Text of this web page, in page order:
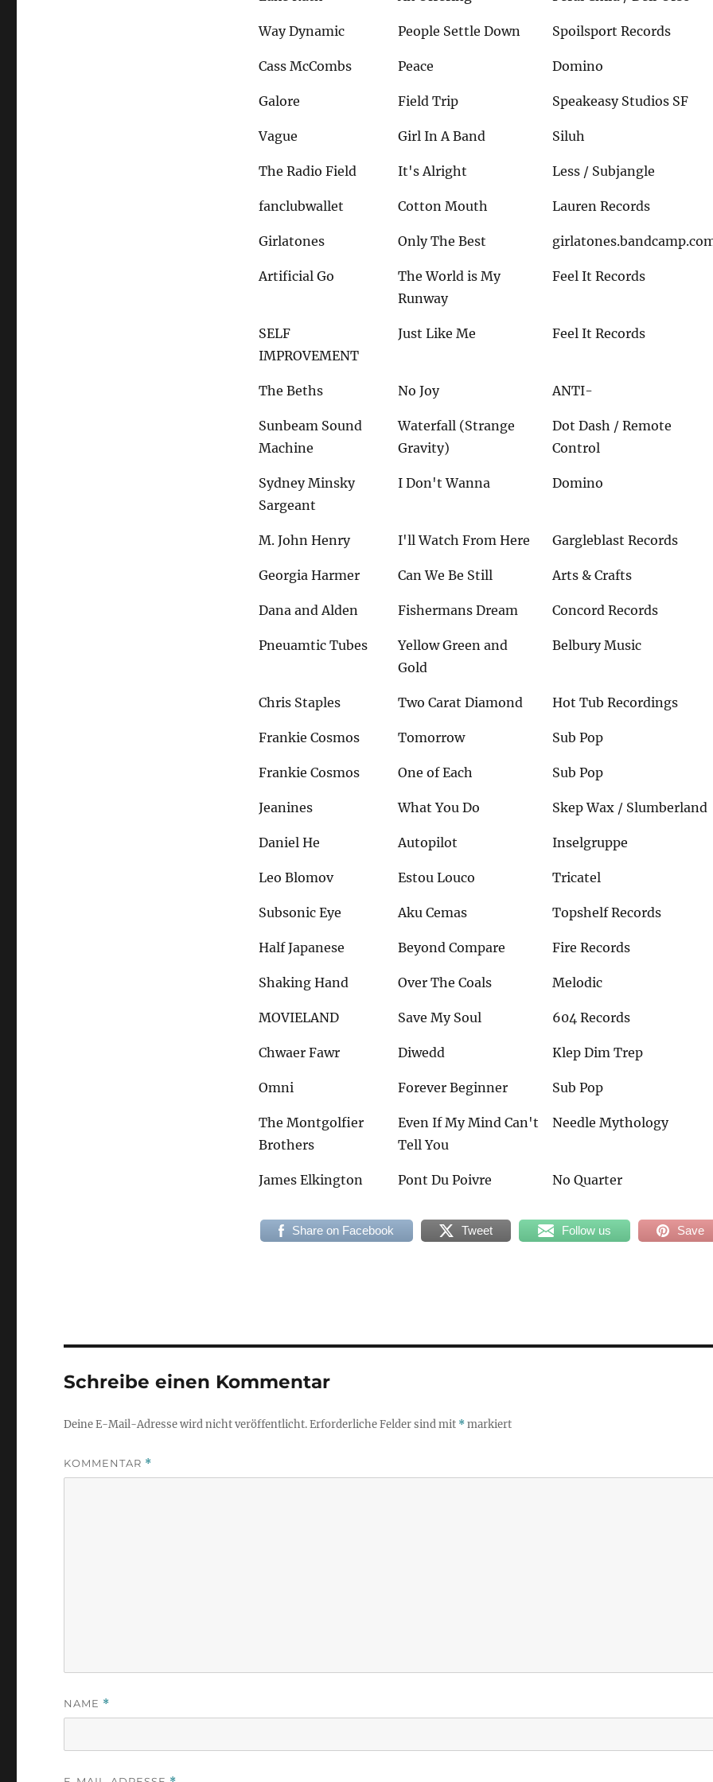
Way Dynamic People Settle Down Spoilsport Records
Cass McCombs Peace Domino
Galore Field Trip Speakeasy Studios SF
Vague Girl In A Band Siluh
The Radio Field It's Alright Less / Subjangle
fanclubwallet Cotton Mouth Lauren Records
Girlatones Only The Best
Artificial Go
The World is My
Runway
Feel It Records
SELF
IMPROVEMENT
Just Like Me Feel It Records
The Beths No Joy ANTI-
Sunbeam Sound
Machine
Waterfall (Strange
Gravity)
Dot Dash / Remote
Control
Sydney Minsky
Sargeant
I Don't Wanna Domino
M. John Henry I'll Watch From Here Gargleblast Records
Georgia Harmer Can We Be Still Arts & Crafts
Dana and Alden Fishermans Dream Concord Records
Pneuamtic Tubes
Yellow Green and
Gold
Belbury Music
Chris Staples Two Carat Diamond Hot Tub Recordings
Frankie Cosmos Tomorrow Sub Pop
Frankie Cosmos One of Each Sub Pop
Jeanines What You Do Skep Wax / Slumberland
Daniel He Autopilot Inselgruppe
Leo Blomov Estou Louco Tricatel
Subsonic Eye Aku Cemas Topshelf Records
Half Japanese Beyond Compare Fire Records
Shaking Hand Over The Coals Melodic
MOVIELAND Save My Soul 604 Records
Chwaer Fawr Diwedd Klep Dim Trep
Omni Forever Beginner Sub Pop
The Montgolfier
Brothers
Even If My Mind Can't
Tell You
Needle Mythology
James Elkington Pont Du Poivre No Quarter
Share on Facebook Tweet Follow us Save
Schreibe einen Kommentar
Deine E-Mail-Adresse wird nicht veröffentlicht.Erforderliche Felder sind mit *markiert
KOMMENTAR *
NAME *